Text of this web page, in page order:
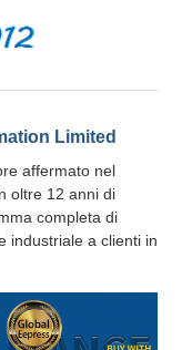
Limited
affermato nel
oltre 12 anni di
completa di
industriale a clienti in